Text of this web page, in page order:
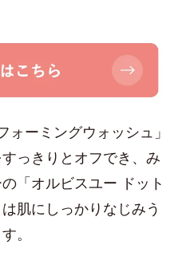
ォーミングウォッシュ」
っきりとオフでき、み
「オルビスユー ドット
肌にしっかりなじみう
。